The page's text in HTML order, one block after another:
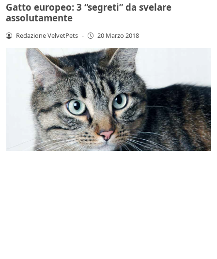
Gatto europeo: 3 “segreti” da svelare
assolutamente
Redazione VelvetPets - 20 Marzo 2018